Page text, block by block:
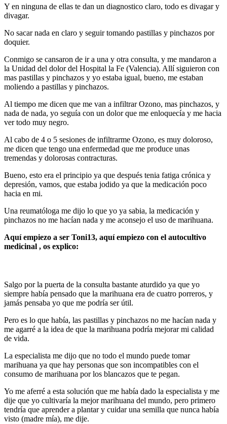
Y en ninguna de ellas te dan un diagnostico claro, todo es divagar y
divagar.
No sacar nada en claro y seguir tomando pastillas y pinchazos por
doquier.
Conmigo se cansaron de ir a una y otra consulta, y me mandaron a
la Unidad del dolor del Hospital la Fe (Valencia). Allí siguieron con
mas pastillas y pinchazos y yo estaba igual, bueno, me estaban
moliendo a pastillas y pinchazos.
Al tiempo me dicen que me van a infiltrar Ozono, mas pinchazos, y
nada de nada, yo seguía con un dolor que me enloquecía y me hacia
ver todo muy negro.
Al cabo de 4 o 5 sesiones de infiltrarme Ozono, es muy doloroso,
me dicen que tengo una enfermedad que me produce unas
tremendas y dolorosas contracturas.
Bueno, esto era el principio ya que después tenia fatiga crónica y
depresión, vamos, que estaba jodido ya que la medicación poco
hacia en mi.
Una reumatóloga me dijo lo que yo ya sabia, la medicación y
pinchazos no me hacían nada y me aconsejo el uso de marihuana.
Aquí empiezo a ser Toni13, aquí empiezo con el autocultivo
medicinal , os explico:
Salgo por la puerta de la consulta bastante aturdido ya que yo
siempre había pensado que la marihuana era de cuatro porreros, y
jamás pensaba yo que me podría ser útil.
Pero es lo que había, las pastillas y pinchazos no me hacían nada y
me agarré a la idea de que la marihuana podría mejorar mi calidad
de vida.
La especialista me dijo que no todo el mundo puede tomar
marihuana ya que hay personas que son incompatibles con el
consumo de marihuana por los blancazos que te pegan.
Yo me aferré a esta solución que me había dado la especialista y me
dije que yo cultivaría la mejor marihuana del mundo, pero primero
tendría que aprender a plantar y cuidar una semilla que nunca había
visto (madre mía), me dije.